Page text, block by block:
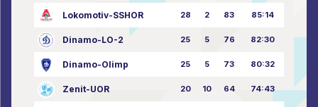
Lokomotiv-SSHOR 28 2 83 85:14
Dinamo-LO-2 25 5 76 82:30
Dinamo-Olimp 25 5 73 80:32
Zenit-UOR 20 10 64 74:43